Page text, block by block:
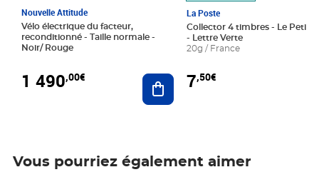
Nouvelle Attitude
Vélo électrique du facteur,
reconditionné - Taille normale -
Noir/ Rouge
1 490,00€ Ajouter au panier
La Poste
Collector 4 timbres - Le Petit
- Lettre Verte
20g / France
7,50€
Vous pourriez également aimer